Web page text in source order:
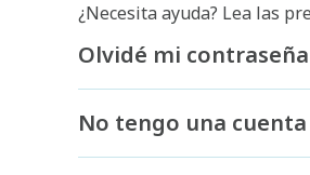
¿Necesita ayuda? Lea las
Olvidé mi contraseña
No tengo una cuenta